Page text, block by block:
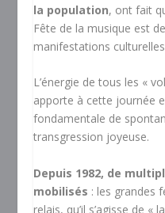
la population, ont fait
Fête de la musique est
manifestations
L’énergie de tous les «
apporte à cette journée
fondamentale de
transgression joyeuse.
Depuis 1982, de
mobilisés : les grandes
relais, qu’il s’agisse de